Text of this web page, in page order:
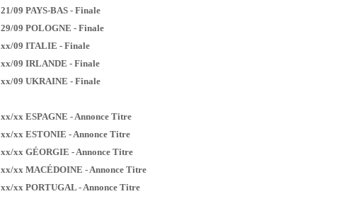
21/09 PAYS-BAS - Finale
29/09 POLOGNE - Finale
xx/09 ITALIE - Finale
xx/09 IRLANDE - Finale
xx/09 UKRAINE - Finale
xx/xx ESPAGNE - Annonce Titre
xx/xx ESTONIE - Annonce Titre
xx/xx GÉORGIE - Annonce Titre
xx/xx MACÉDOINE - Annonce Titre
xx/xx PORTUGAL - Annonce Titre